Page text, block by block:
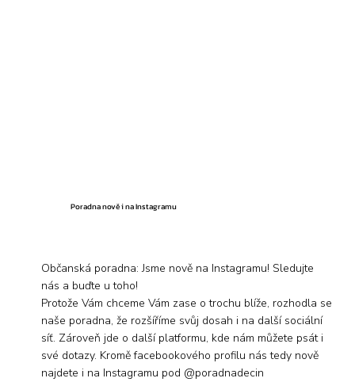
Poradna nově i na Instagramu
Občanská poradna: Jsme nově na Instagramu! Sledujte
nás a buďte u toho!
Protože Vám chceme Vám zase o trochu blíže, rozhodla se
naše poradna, že rozšíříme svůj dosah i na další sociální
síť. Zároveň jde o další platformu, kde nám můžete psát i
své dotazy. Kroměfacebookového profilu nás tedy nově
najdete i na Instagramu pod @poradnadecin